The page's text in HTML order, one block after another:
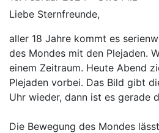
Liebe Sternfreunde,
aller 18 Jahre kommt es
des Mondes mit den Plejaden.
einem Zeitraum. Heute Abend
Plejaden vorbei. Das Bild gibt
Uhr wieder, dann ist es gerade
Die Bewegung des Mondes